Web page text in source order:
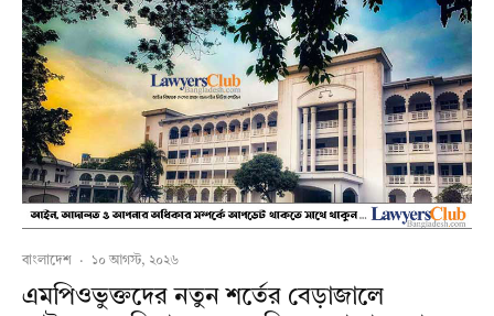
বাংলাদেশ · ১০ আগস্ট, ২০২৬
এমপিওভুক্তদের নতুন শর্তের বেড়াজালে